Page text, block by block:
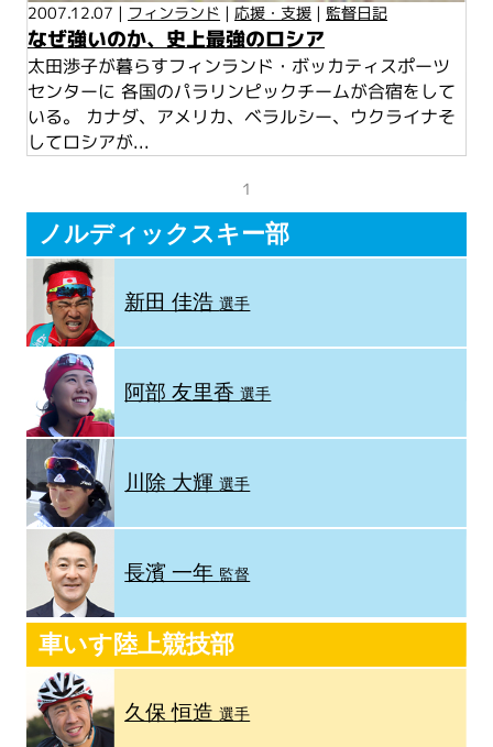
2007.12.07 | フィンランド |応援・支援 | 監督日記
なぜ強いのか、史上最強のロシア
太田渉子が暮らすフィンランド・ボッカティスポーツ
センターに 各国のパラリンピックチームが合宿をして
いる。 カナダ、アメリカ、ベラルシー、ウクライナそ
してロシアが...
1
ノルディックスキー部
新田 佳浩選手
阿部 友里香選手
川除 大輝選手
長濱 一年 監督
車いす陸上競技部
久保 恒造選手